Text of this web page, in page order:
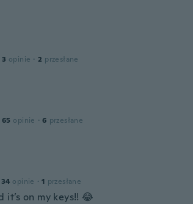
3 opinie · 2 przesłane
65 opinie · 6 przesłane
34 opinie · 1 przesłane
on my keys!! 😂